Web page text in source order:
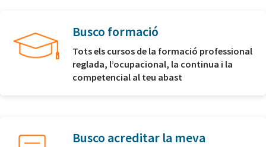
Busco formació
Tots els cursos de la formació professional
reglada, l’ocupacional, la continua i la
competencial al teu abast
Busco acreditar la meva